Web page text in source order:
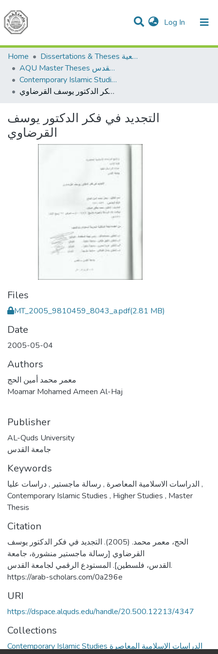
Log In (current)
Communities & Collections
All of DSpace
Home
Dissertations & Theses الرسائل الجامعية
AQU Master Theses الرسائل الجامعية الخاصة بجامعة القدس
Contemporary Islamic Studies الدراسات الإسلامية المعاصرة
التجديد في فكر الدكتور يوسف القرضاوي
التجديد في فكر الدكتور يوسف
القرضاوي
Files
MT_2005_9810459_8043_a.pdf(2.81 MB)
Date
2005-05-04
Authors
معمر محمد أمين الحج
Moamar Mohamed Ameen Al-Haj
Publisher
AL-Quds University
جامعة القدس
Keywords
الدراسات الاسلامية المعاصرة , رسالة ماجستير ,
,
Contemporary Islamic Studies , Higher Studies , Master
Thesis
Citation
الحج، معمر محمد. (2005). التجديد في فكر الدكتور يوسف
القرضاوي [رسالة ماجستير منشورة، جامعة
القدس، فلسطين]. المستودع الرقمي لجامعة القدس.
https://arab-scholars.com/0a296e
URI
https://dspace.alquds.edu/handle/20.500.12213/4347
Collections
Contemporary Islamic Studies الدراسات الإسلامية المعاصرة